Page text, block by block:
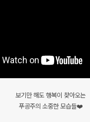
보기만 해도 행복이 찾아오는
푸공주의 소중한 모습들❤️